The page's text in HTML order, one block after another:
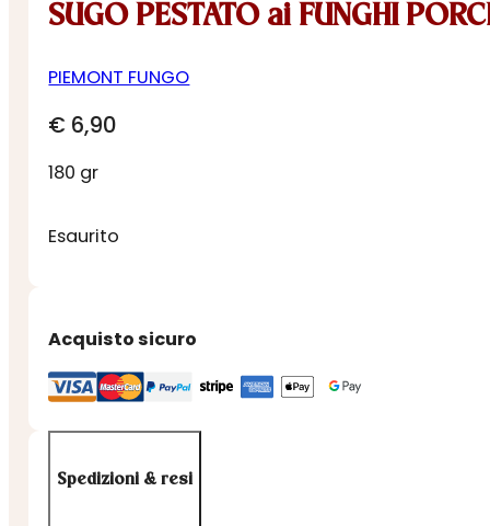
SUGO PESTATO ai FUNGHI
PIEMONT FUNGO
€ 6,90
180 gr
Esaurito
Acquisto sicuro
Spedizioni & resi